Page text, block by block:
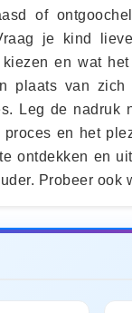
of
je kind
en wat
plaats van zich
Leg de nadruk
proces en het
ontdekken en
Probeer